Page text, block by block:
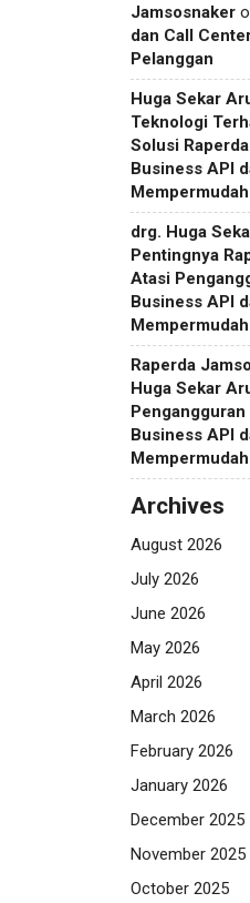
Jamsosnaker
dan Call
Pelanggan
Huga Sekar
Teknologi
Solusi
Business API
drg. Huga
Pentingnya
Atasi
Business API
Raperda
Huga Sekar
Business API
Archives
August 2026
July 2026
June 2026
May 2026
April 2026
March 2026
February 2026
January 2026
December 2025
November 2025
October 2025